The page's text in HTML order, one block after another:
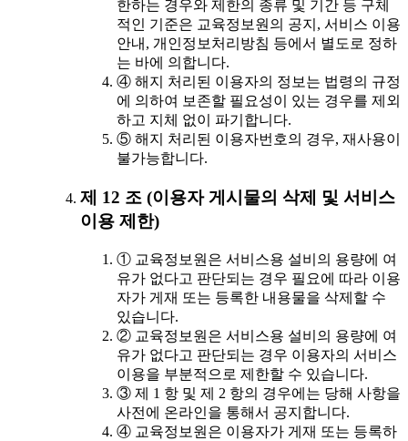
한하는 경우와 제한의 종류 및 기간 등 구체
적인 기준은 교육정보원의 공지, 서비스 이용
안내, 개인정보처리방침 등에서 별도로 정하
는 바에 의합니다.
④ 해지 처리된 이용자의 정보는 법령의 규정
에 의하여 보존할 필요성이 있는 경우를 제외
하고 지체 없이 파기합니다.
⑤ 해지 처리된 이용자번호의 경우, 재사용이
불가능합니다.
제 12 조 (이용자 게시물의 삭제 및 서비스
이용 제한)
① 교육정보원은 서비스용 설비의 용량에 여
유가 없다고 판단되는 경우 필요에 따라 이용
자가 게재 또는 등록한 내용물을 삭제할 수
있습니다.
② 교육정보원은 서비스용 설비의 용량에 여
유가 없다고 판단되는 경우 이용자의 서비스
이용을 부분적으로 제한할 수 있습니다.
③ 제 1 항 및 제 2 항의 경우에는 당해 사항을
사전에 온라인을 통해서 공지합니다.
④ 교육정보원은 이용자가 게재 또는 등록하